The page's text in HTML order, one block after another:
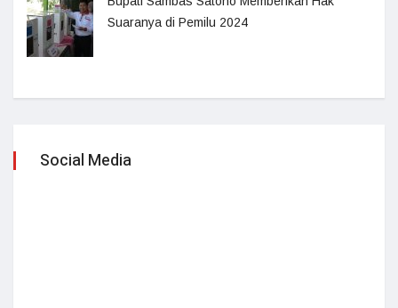
Suaranya di Pemilu 2024
Social Media